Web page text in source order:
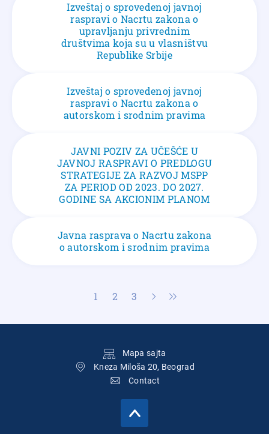
Izveštaj o sprovedenoj javnoj
raspravi o Nacrtu zakona o
upravljanju privrednim
društvima koja su u vlasništvu
Republike Srbije
Izveštaj o sprovedenoj javnoj
raspravi o Nacrtu zakona o
autorskom i srodnim pravima
JAVNI POZIV ZA UČEŠĆE U
JAVNOJ RASPRAVI O PREDLOGU
STRATEGIJE ZA RAZVOJ MSPP
ZA PERIOD OD 2023. DO 2027.
GODINE SA AKCIONIM PLANOM
Javna rasprava o Nacrtu zakona
o autorskom i srodnim pravima
Current
1 Page
2 Page
3
Mapa sajta
Kneza Miloša 20, Beograd
Contact